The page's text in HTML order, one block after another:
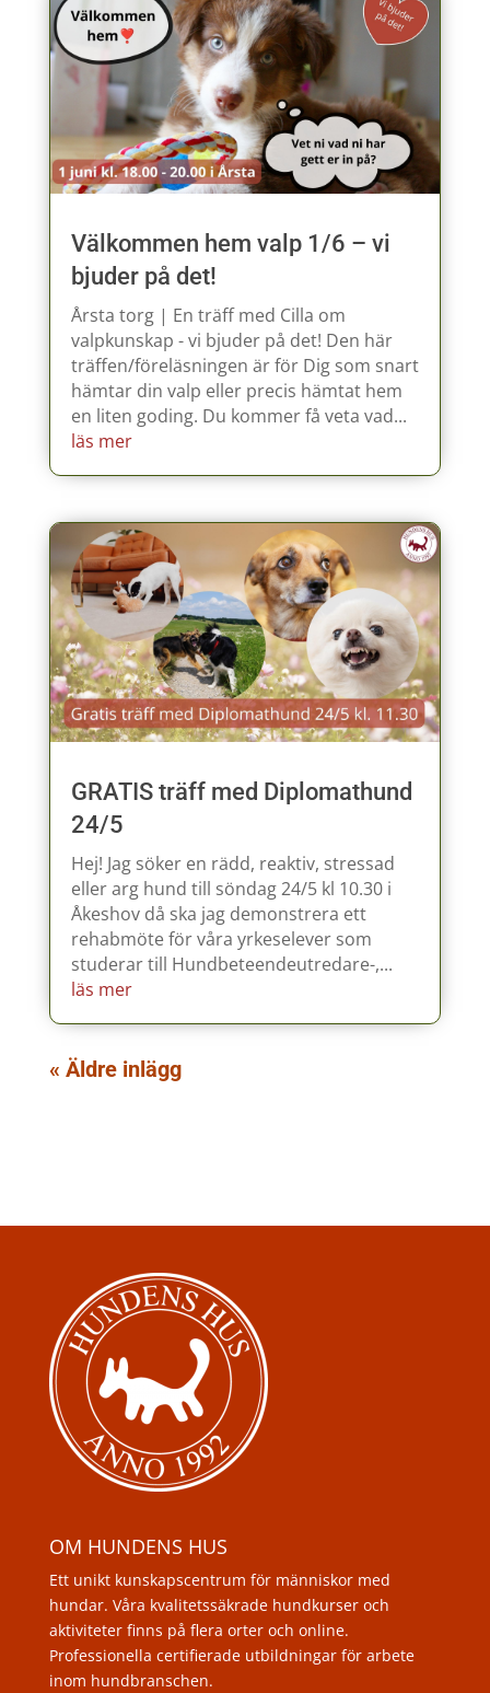
Välkommen hem valp 1/6 – vi
bjuder på det!
Årsta torg | En träff med Cilla om
valpkunskap - vi bjuder på det! Den här
träffen/föreläsningen är för Dig som snart
hämtar din valp eller precis hämtat hem
en liten goding. Du kommer få veta vad...
läs mer
GRATIS träff med Diplomathund
24/5
Hej! Jag söker en rädd, reaktiv, stressad
eller arg hund till söndag 24/5 kl 10.30 i
Åkeshov då ska jag demonstrera ett
rehabmöte för våra yrkeselever som
studerar till Hundbeteendeutredare-,...
läs mer
« Äldre inlägg
OM HUNDENS HUS
Ett unikt kunskapscentrum för människor med
hundar. Våra kvalitetssäkrade hundkurser och
aktiviteter finns på flera orter och online.
Professionella certifierade utbildningar för arbete
inom hundbranschen.